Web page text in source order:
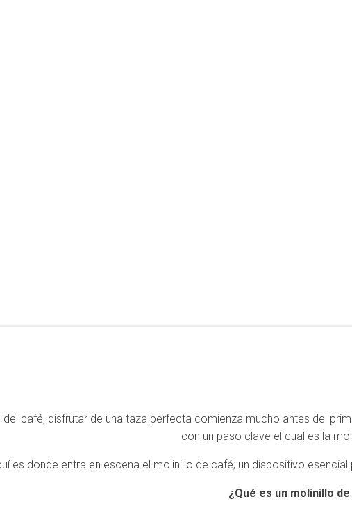
café, disfrutar de una taza perfecta comienza mucho antes del
con un paso clave el cual es la
es donde entra en escena el molinillo de café, un dispositivo
¿Qué es un molinillo